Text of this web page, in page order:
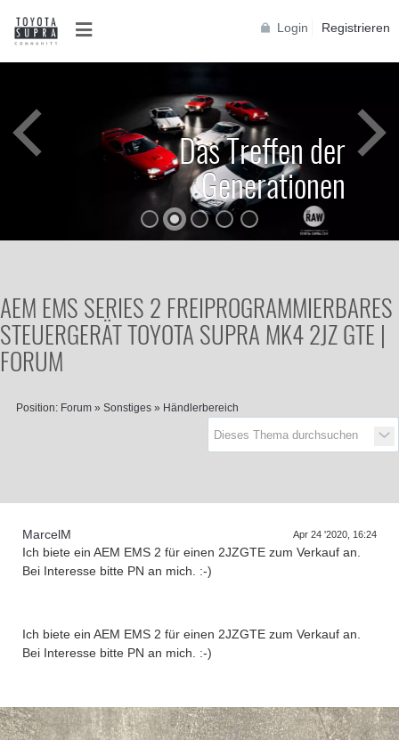
Login Registrieren
Das Treffen der
Generationen
AEM EMS SERIES 2 FREIPROGRAMMIERBARES
STEUERGERÄT TOYOTA SUPRA MK4 2JZ GTE |
FORUM
Position: Forum » Sonstiges » Händlerbereich
MarcelM Apr 24 '2020, 16:24
Ich biete ein AEM EMS 2 für einen 2JZGTE zum Verkauf an.
Bei Interesse bitte PN an mich. :-)
Ich biete ein AEM EMS 2 für einen 2JZGTE zum Verkauf an.
Bei Interesse bitte PN an mich. :-)